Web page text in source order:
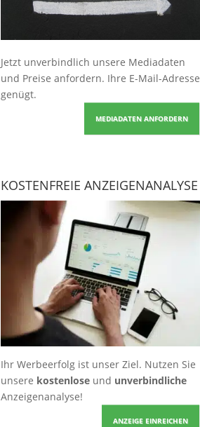
Jetzt unverbindlich unsere Mediadaten
und Preise anfordern. Ihre E-Mail-Adresse
genügt.
MEDIADATEN ANFORDERN
KOSTENFREIE ANZEIGENANALYSE
Ihr Werbeerfolg ist unser Ziel. Nutzen Sie
unsere kostenloseund unverbindliche
Anzeigenanalyse!
ANZEIGE EINREICHEN